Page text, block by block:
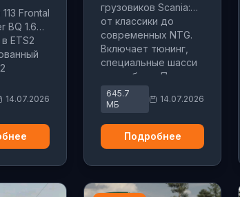
Frontal
BQ 1.60
ETS2
12
14.07.2026
грузовиков Scania:
от классики до
современных NTG.
Включает тюнинг,
специальные шасси
и автобусы. Полная
коллекция для ETS2.
645.7
МБ
14.07.2026
Подробнее